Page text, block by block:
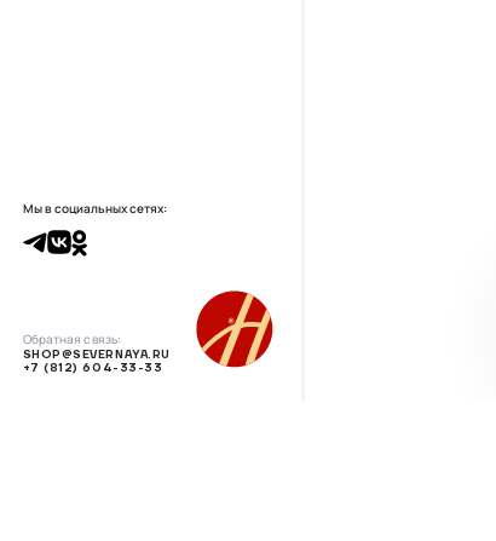
Мы в социальных сетях:
Обратная связь:
SHOP@SEVERNAYA.RU
+7 (812) 604-33-33